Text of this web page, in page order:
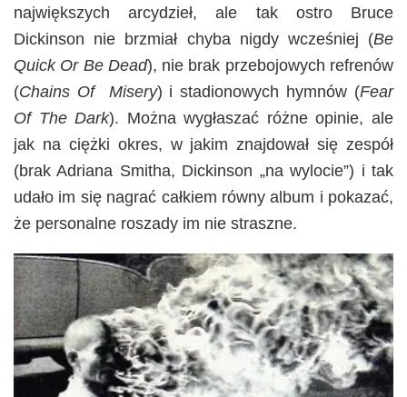
największych arcydzieł, ale tak ostro Bruce
Dickinson nie brzmiał chyba nigdy wcześniej (Be
Quick Or Be Dead), nie brak przebojowych refrenów
(Chains Of Misery) i stadionowych hymnów (Fear
Of The Dark). Można wygłaszać różne opinie, ale
jak na ciężki okres, w jakim znajdował się zespół
(brak Adriana Smitha, Dickinson „na wylocie”) i tak
udało im się nagrać całkiem równy album i pokazać,
że personalne roszady im nie straszne.